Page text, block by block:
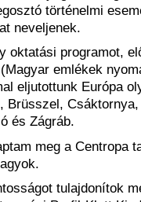
történelmi
neveljenek.
oktatási programot,
emlékek
eljutottunk Európa
és Zágráb.
meg a Centropa
tulajdonítok